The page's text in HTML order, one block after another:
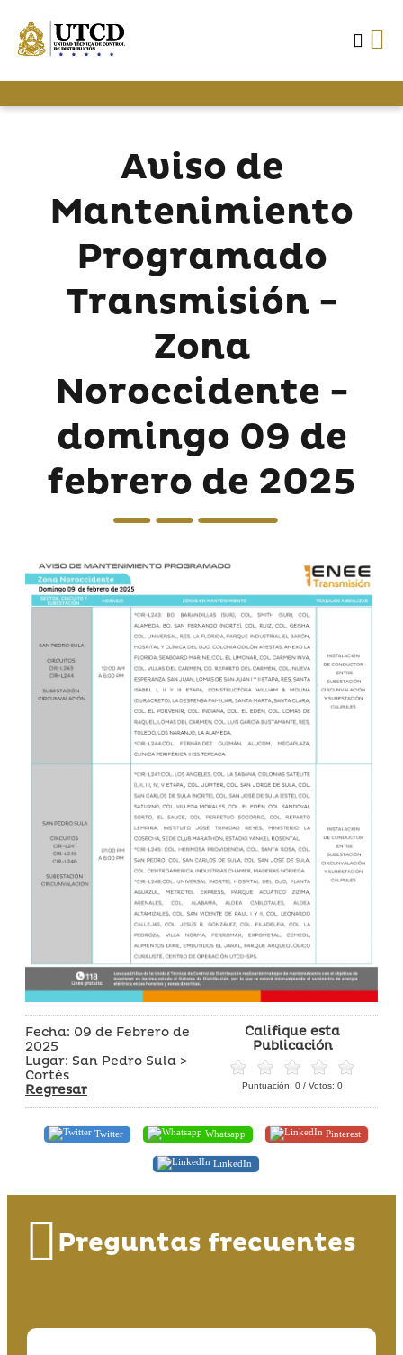
Aviso de
Mantenimiento
Programado
Transmisión -
Zona
Noroccidente -
domingo 09 de
febrero de 2025
Fecha: 09 de Febrero de
2025
Lugar: San Pedro Sula >
Cortés
Regresar
Califique esta
Publicación
Puntuación: 0 / Votos: 0
Twitter Whatsapp Pinterest
LinkedIn
Preguntas frecuentes